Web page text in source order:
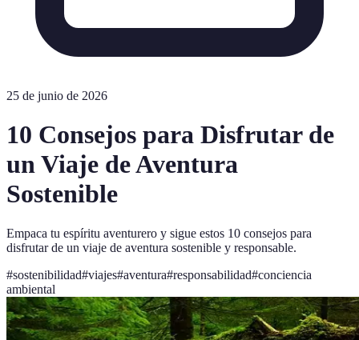
25 de junio de 2026
10 Consejos para Disfrutar de
un Viaje de Aventura
Sostenible
Empaca tu espíritu aventurero y sigue estos 10 consejos para
disfrutar de un viaje de aventura sostenible y responsable.
#sostenibilidad#viajes#aventura#responsabilidad#conciencia
ambiental